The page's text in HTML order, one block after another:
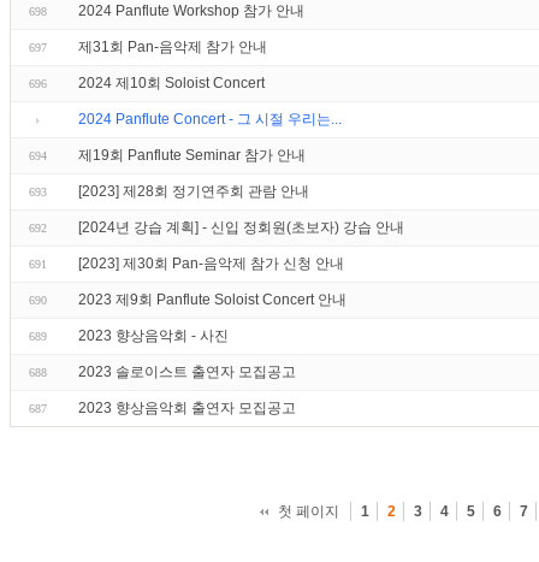
698 2024 Panflute Workshop 참가 안내
697 제31회 Pan-음악제 참가 안내
696 2024 제10회 Soloist Concert
2024 Panflute Concert - 그 시절 우리는...
694 제19회 Panflute Seminar 참가 안내
693 [2023] 제28회 정기연주회 관람 안내
692 [2024년 강습 계획] - 신입 정회원(초보자) 강습 안내
691 [2023] 제30회 Pan-음악제 참가 신청 안내
690 2023 제9회 Panflute Soloist Concert 안내
689 2023 향상음악회 - 사진
688 2023 솔로이스트 출연자 모집공고
687 2023 향상음악회 출연자 모집공고
첫 페이지 1 2 3 4 5 6 7